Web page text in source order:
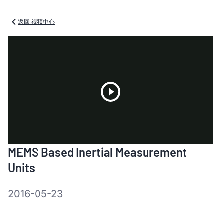
返回 视频中心
Video
MEMS Based Inertial Measurement
Units
2016-05-23